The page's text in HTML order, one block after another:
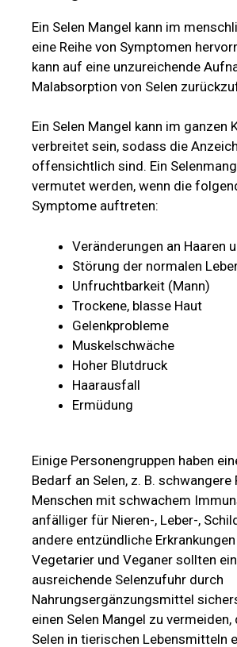
Ein Selen Mangel kann im
eine Reihe von Symptomen
kann auf eine unzureichende
Malabsorption von Selen
Ein Selen Mangel kann im ganzen
verbreitet sein, sodass die
offensichtlich sind. Ein
vermutet werden, wenn die
Symptome auftreten:
Veränderungen an Haaren
Störung der normalen
Unfruchtbarkeit (Mann)
Trockene, blasse Haut
Gelenkprobleme
Muskelschwäche
Hoher Blutdruck
Haarausfall
Ermüdung
Einige Personengruppen haben
Bedarf an Selen, z. B. schwangere
Menschen mit schwachem
anfälliger für Nieren-, Leber-,
andere entzündliche
Vegetarier und Veganer sollten
ausreichende Selenzufuhr durch
Nahrungsergänzungsmittel
einen Selen Mangel zu
Selen in tierischen Lebensmitteln